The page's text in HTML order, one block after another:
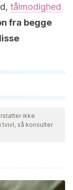
tålmodighed
fra begge
af vores team
og validitet.
pålidelig og af
mentira y
en las
2015
ikke
tvivl, så konsulter